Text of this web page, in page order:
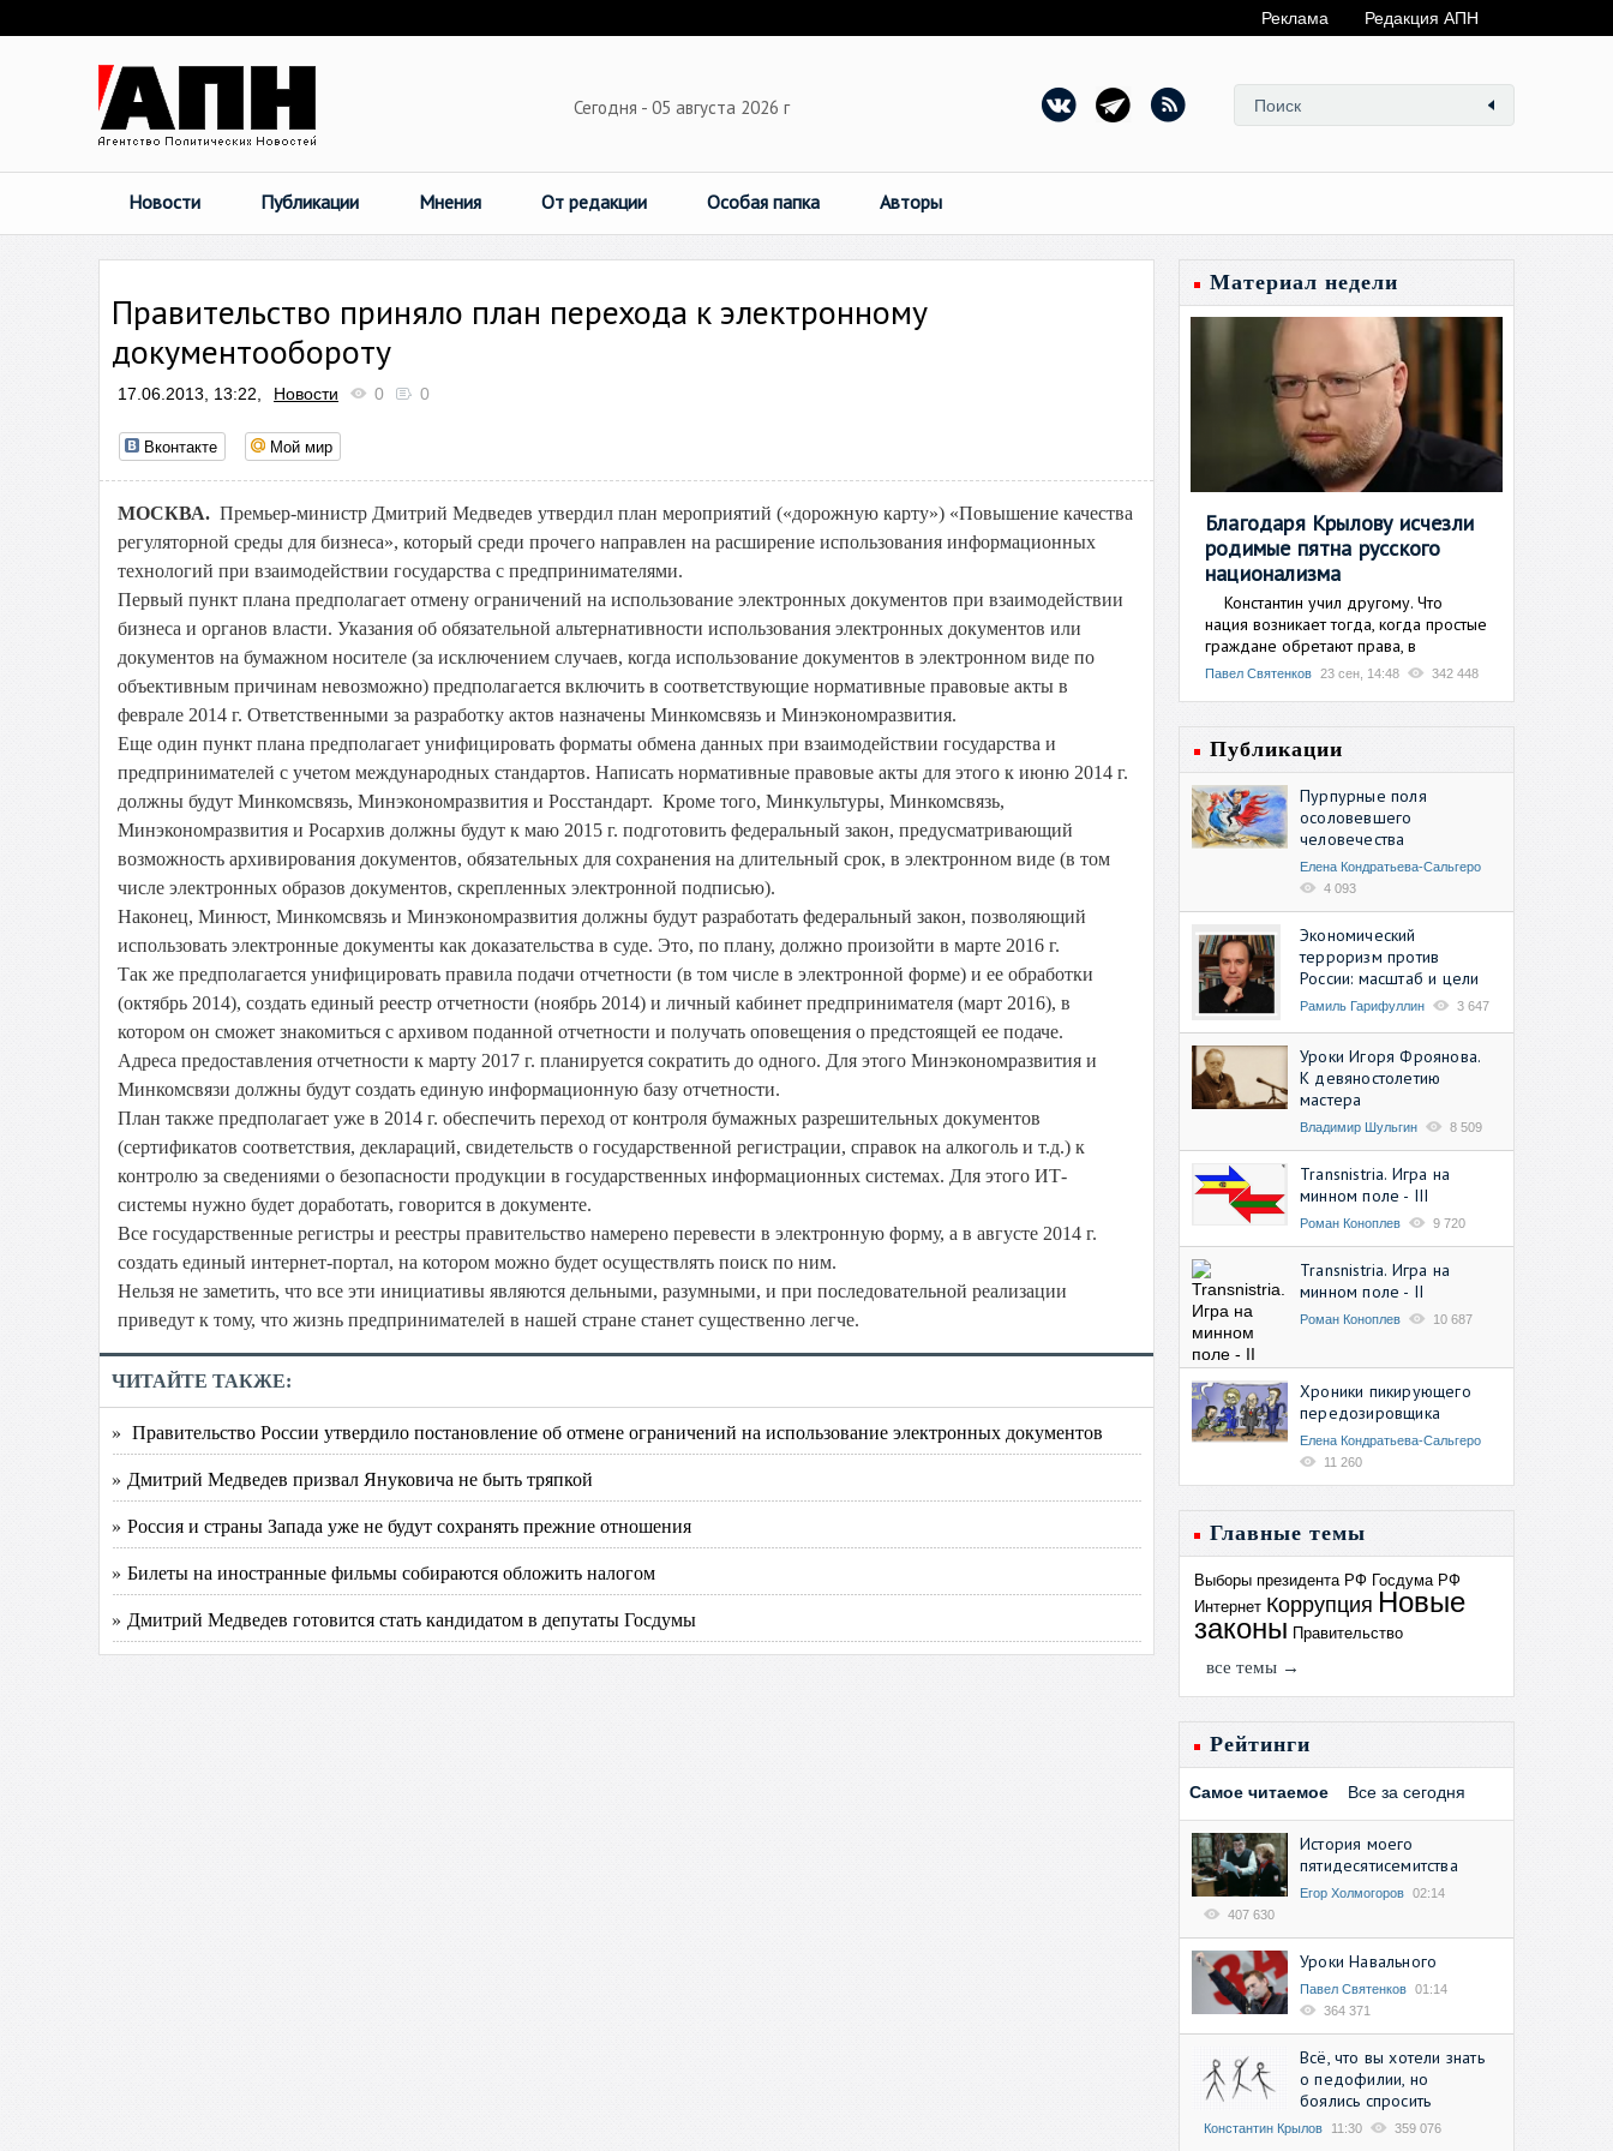
Реклама Редакция АПН
Сегодня - 05 августа 2026 г
Новости Публикации Мнения От редакции Особая папка Авторы
Правительство приняло план перехода к электронному
документообороту
17.06.2013, 13:22, Новости 0 0
Вконтакте Мой мир
МОСКВА. Премьер-министр Дмитрий Медведев утвердил план мероприятий («дорожную карту») «Повышение качества
регуляторной среды для бизнеса», который среди прочего направлен на расширение использования информационных
технологий при взаимодействии государства с предпринимателями.
Первый пункт плана предполагает отмену ограничений на использование электронных документов при взаимодействии
бизнеса и органов власти. Указания об обязательной альтернативности использования электронных документов или
документов на бумажном носителе (за исключением случаев, когда использование документов в электронном виде по
объективным причинам невозможно) предполагается включить в соответствующие нормативные правовые акты в
феврале 2014 г. Ответственными за разработку актов назначены Минкомсвязь и Минэкономразвития.
Еще один пункт плана предполагает унифицировать форматы обмена данных при взаимодействии государства и
предпринимателей с учетом международных стандартов. Написать нормативные правовые акты для этого к июню 2014 г.
должны будут Минкомсвязь, Минэкономразвития и Росстандарт. Кроме того, Минкультуры, Минкомсвязь,
Минэкономразвития и Росархив должны будут к маю 2015 г. подготовить федеральный закон, предусматривающий
возможность архивирования документов, обязательных для сохранения на длительный срок, в электронном виде (в том
числе электронных образов документов, скрепленных электронной подписью).
Наконец, Минюст, Минкомсвязь и Минэкономразвития должны будут разработать федеральный закон, позволяющий
использовать электронные документы как доказательства в суде. Это, по плану, должно произойти в марте 2016 г.
Так же предполагается унифицировать правила подачи отчетности (в том числе в электронной форме) и ее обработки
(октябрь 2014), создать единый реестр отчетности (ноябрь 2014) и личный кабинет предпринимателя (март 2016), в
котором он сможет знакомиться с архивом поданной отчетности и получать оповещения о предстоящей ее подаче.
Адреса предоставления отчетности к марту 2017 г. планируется сократить до одного. Для этого Минэкономразвития и
Минкомсвязи должны будут создать единую информационную базу отчетности.
План также предполагает уже в 2014 г. обеспечить переход от контроля бумажных разрешительных документов
(сертификатов соответствия, деклараций, свидетельств о государственной регистрации, справок на алкоголь и т.д.) к
контролю за сведениями о безопасности продукции в государственных информационных системах. Для этого ИТ-
системы нужно будет доработать, говорится в документе.
Все государственные регистры и реестры правительство намерено перевести в электронную форму, а в августе 2014 г.
создать единый интернет-портал, на котором можно будет осуществлять поиск по ним.
Нельзя не заметить, что все эти инициативы являются дельными, разумными, и при последовательной реализации
приведут к тому, что жизнь предпринимателей в нашей стране станет существенно легче.
ЧИТАЙТЕ ТАКЖЕ:
» Правительство России утвердило постановление об отмене ограничений на использование электронных документов
» Дмитрий Медведев призвал Януковича не быть тряпкой
» Россия и страны Запада уже не будут сохранять прежние отношения
» Билеты на иностранные фильмы собираются обложить налогом
» Дмитрий Медведев готовится стать кандидатом в депутаты Госдумы
Материал недели
Благодаря Крылову исчезли
родимые пятна русского
национализма
Константин учил другому. Что
нация возникает тогда, когда простые
граждане обретают права, в
Павел Святенков 23 сен, 14:48 342 448
Публикации
Пурпурные поля
осоловевшего
человечества
Елена Кондратьева-Сальгеро
4 093
Экономический
терроризм против
России: масштаб и цели
Рамиль Гарифуллин 3 647
Уроки Игоря Фроянова.
К девяностолетию
мастера
Владимир Шульгин 8 509
Transnistria. Игра на
минном поле - III
Роман Коноплев 9 720
Transnistria. Игра на
минном поле - II
Роман Коноплев 10 687
Хроники пикирующего
передозировщика
Елена Кондратьева-Сальгеро
11 260
Главные темы
Выборы президента РФ Госдума РФ
Интернет Коррупция Новые
законы Правительство
все темы →
Рейтинги
Самое читаемое Все за сегодня
История моего
пятидесятисемитства
Егор Холмогоров 02:14
407 630
Уроки Навального
Павел Святенков 01:14
364 371
Всё, что вы хотели знать
о педофилии, но
боялись спросить
Константин Крылов 11:30 359 076